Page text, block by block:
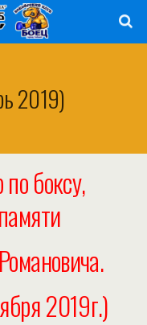
2019)
боксу,
2019г.)